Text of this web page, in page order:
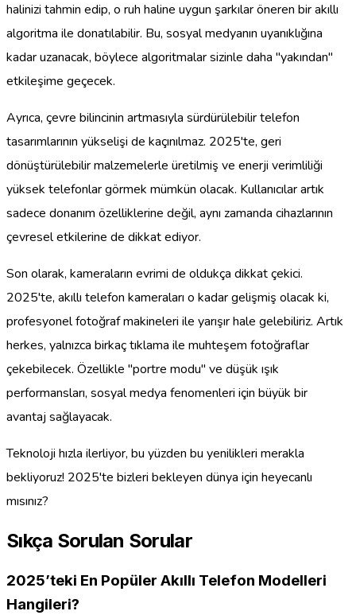
halinizi tahmin edip, o ruh haline uygun şarkılar öneren bir akıllı
algoritma ile donatılabilir. Bu, sosyal medyanın uyanıklığına
kadar uzanacak, böylece algoritmalar sizinle daha "yakından"
etkileşime geçecek.
Ayrıca, çevre bilincinin artmasıyla sürdürülebilir telefon
tasarımlarının yükselişi de kaçınılmaz. 2025'te, geri
dönüştürülebilir malzemelerle üretilmiş ve enerji verimliliği
yüksek telefonlar görmek mümkün olacak. Kullanıcılar artık
sadece donanım özelliklerine değil, aynı zamanda cihazlarının
çevresel etkilerine de dikkat ediyor.
Son olarak, kameraların evrimi de oldukça dikkat çekici.
2025'te, akıllı telefon kameraları o kadar gelişmiş olacak ki,
profesyonel fotoğraf makineleri ile yarışır hale gelebiliriz. Artık
herkes, yalnızca birkaç tıklama ile muhteşem fotoğraflar
çekebilecek. Özellikle "portre modu" ve düşük ışık
performansları, sosyal medya fenomenleri için büyük bir
avantaj sağlayacak.
Teknoloji hızla ilerliyor, bu yüzden bu yenilikleri merakla
bekliyoruz! 2025'te bizleri bekleyen dünya için heyecanlı
mısınız?
Sıkça Sorulan Sorular
2025’teki En Popüler Akıllı Telefon Modelleri
Hangileri?